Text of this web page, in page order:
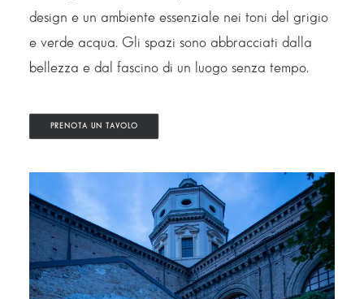
design e un ambiente essenziale nei toni del grigio
e verde acqua. Gli spazi sono abbracciati dalla
bellezza e dal fascino di un luogo senza tempo.
PRENOTA UN TAVOLO